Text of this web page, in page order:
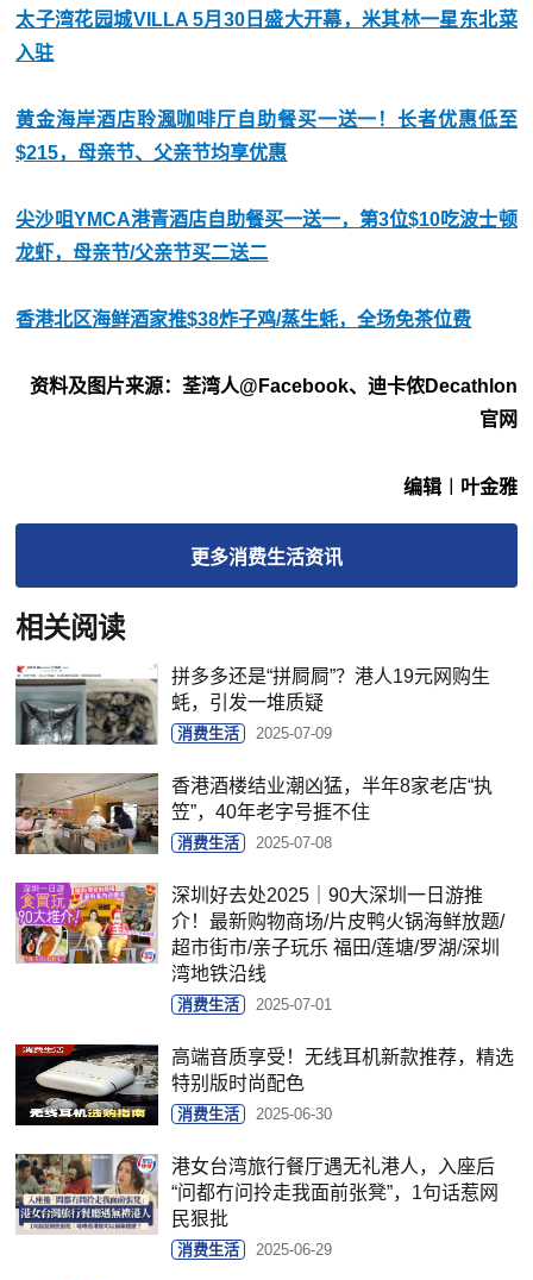
太子湾花园城VILLA 5月30日盛大开幕，米其林一星东北菜
入驻
黄金海岸酒店聆渢咖啡厅自助餐买一送一！长者优惠低至
$215，母亲节、父亲节均享优惠
尖沙咀YMCA港青酒店自助餐买一送一，第3位$10吃波士顿
龙虾，母亲节/父亲节买二送二
香港北区海鲜酒家推$38炸子鸡/蒸生蚝，全场免茶位费
资料及图片来源：荃湾人@Facebook、迪卡侬Decathlon
官网
编辑︱叶金雅
更多消费生活资讯
相关阅读
拼多多还是“拼屙屙”？港人19元网购生
蚝，引发一堆质疑
消费生活 2025-07-09
香港酒楼结业潮凶猛，半年8家老店“执
笠”，40年老字号捱不住
消费生活 2025-07-08
深圳好去处2025｜90大深圳一日游推
介！最新购物商场/片皮鸭火锅海鲜放题/
超市街市/亲子玩乐 福田/莲塘/罗湖/深圳
湾地铁沿线
消费生活 2025-07-01
高端音质享受！无线耳机新款推荐，精选
特别版时尚配色
消费生活 2025-06-30
港女台湾旅行餐厅遇无礼港人，入座后
“问都冇问拎走我面前张凳”，1句话惹网
民狠批
消费生活 2025-06-29